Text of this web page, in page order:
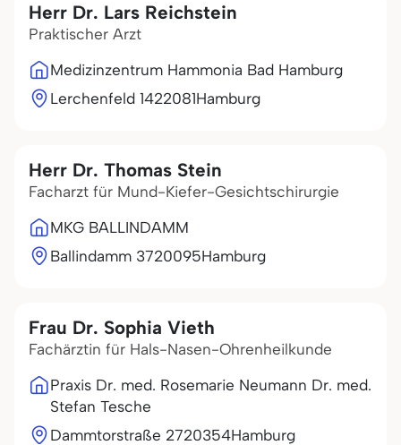
Herr Dr. Lars Reichstein
Praktischer Arzt
Medizinzentrum Hammonia Bad Hamburg
Lerchenfeld 1422081Hamburg
Herr Dr. Thomas Stein
Facharzt für Mund-Kiefer-Gesichtschirurgie
MKG BALLINDAMM
Ballindamm 3720095Hamburg
Frau Dr. Sophia Vieth
Fachärztin für Hals-Nasen-Ohrenheilkunde
Praxis Dr. med. Rosemarie Neumann Dr. med.
Stefan Tesche
Dammtorstraße 2720354Hamburg